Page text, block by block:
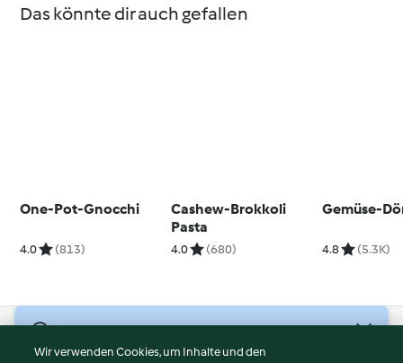
Das könnte dir auch gefallen
One-Pot-Gnocchi
4.0 (813)
Cashew-Brokkoli
Pasta
4.0 (680)
Gemüse-
4.8 (5.3K)
Wir verwenden Cookies, um Inhalte und den